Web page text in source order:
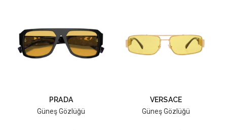
PRADA
Güneş Gözlüğü
VERSACE
Güneş Gözlüğü